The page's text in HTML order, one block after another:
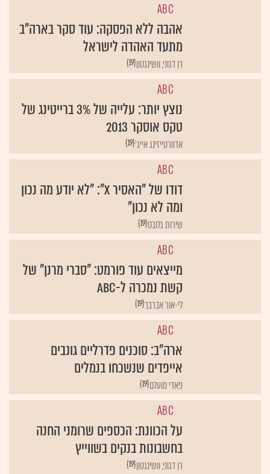
ABC
אהבה ללא הפסקה: עוד סקר בארה"ב
מתעד האהדה לישראל
{19}רן דגוני, וושינגטון
ABC
נוצץ יותר: עלייה של 3% ברייטינג של
טקס אוסקר 2013
{19}אדוורטייזינג אייג'
ABC
דודו של "האסיר X": "לא יודע מה נכון
ומה לא נכון"
{19}שירות גלובס
ABC
מייצאים עוד פורמט: "סברי מרנן" של
קשת נמכרה ל-ABC
{19}לי-אור אברבך
ABC
ארה"ב: סוכנים פדרליים גונבים
אייפדים שנשכחו בנמלים
{19}פאדי מועלם
ABC
על הכוונת: הכספים שרומני החנה
בחשבונות בנקים בשווייץ
{19}רן דגוני, וושינגטון